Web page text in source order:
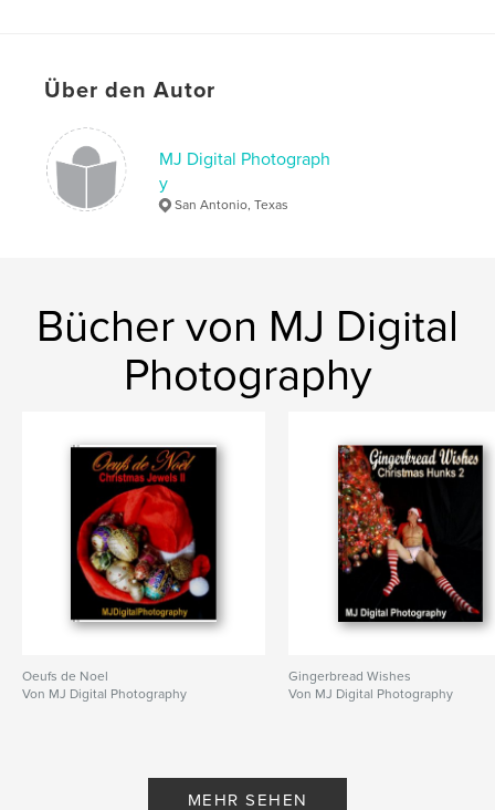
Sprache
male photography nude art color
Über den Autor
MJ Digital Photograph
y
San Antonio, Texas
Bücher von MJ Digital
Photography
Oeufs de Noel
Von MJ Digital Photography
Gingerbread Wishes
Von MJ Digital Photography
MEHR SEHEN